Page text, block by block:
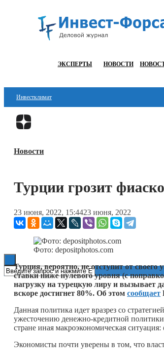
ЭКСПЕРТЫ НОВОСТИ
Инвестклимат
Финансы
Блокчейн
Технологии
ESG
Новости
Турции грозит
23 июня, 2022, 15:4423 июня, 2022
Фото: depositphotos.com
Турция, вероятно, не отступит от
ставки ниже нулевого уровня (с
нагрузку на турецкую лиру и вызывает
вскоре достигнет 80%. Об этом сообщает
Данная политика идет вразрез со
ужесточению денежно-кредитной
стране иная макроэкономическая
Экономисты почти уверены в том, что